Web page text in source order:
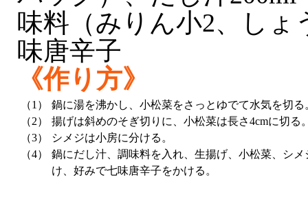
味料（みりん小2、しょ
味唐辛子
《作り方》
（1）
鍋に湯を沸かし、小松菜をさっとゆでて水気を切
（2）
揚げは斜めのそぎ切りに、小松菜は長さ4cmに切る
（3）
シメジは小房に分ける。
（4）
鍋にだし汁、調味料を入れ、生揚げ、小松菜、シ
け、好みで七味唐辛子をかける。